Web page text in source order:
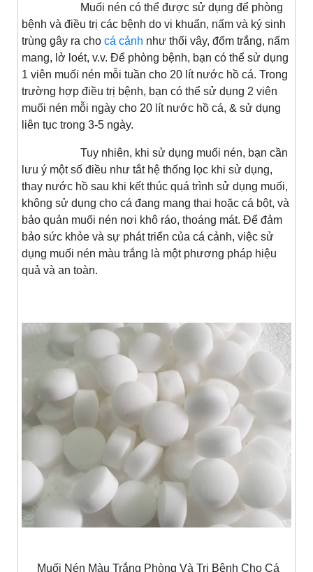
Muối nén có thể được sử dụng để phòng
bệnh và điều trị các bệnh do vi khuẩn, nấm và ký sinh
trùng gây ra cho cá cảnh như thối vây, đốm trắng, nấm
mang, lở loét, v.v. Để phòng bệnh, bạn có thể sử dụng
1 viên muối nén mỗi tuần cho 20 lít nước hồ cá. Trong
trường hợp điều trị bệnh, bạn có thể sử dụng 2 viên
muối nén mỗi ngày cho 20 lít nước hồ cá, & sử dụng
liên tục trong 3-5 ngày.
Tuy nhiên, khi sử dụng muối nén, bạn cần
lưu ý một số điều như tắt hệ thống lọc khi sử dụng,
thay nước hồ sau khi kết thúc quá trình sử dụng muối,
không sử dụng cho cá đang mang thai hoặc cá bột, và
bảo quản muối nén nơi khô ráo, thoáng mát. Để đảm
bảo sức khỏe và sự phát triển của cá cảnh, việc sử
dụng muối nén màu trắng là một phương pháp hiệu
quả và an toàn.
Muối Nén Màu Trắng Phòng Và Trị Bệnh Cho Cá